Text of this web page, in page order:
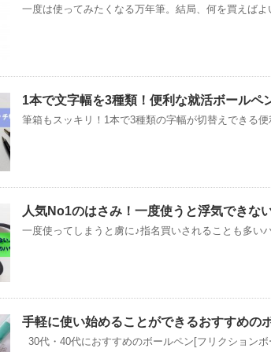
一度は使ってみたくなる万年筆。結局、何を買えば
1本で文字幅を3種類！便利な就活ボールペ
筆箱もスッキリ！1本で3種類の字幅が切替えできる
人気No1のはさみ！一度使うと浮気できな
一度使ってしまうと虜に♪指名買いされることも多い
手軽に使い始めることができるおすすめの
30代・40代におすすめのボールペン[フリクション